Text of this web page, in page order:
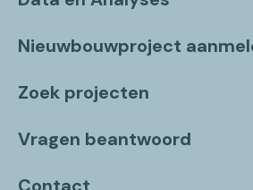
Nieuwbouwproject
Zoek projecten
Vragen beantwoord